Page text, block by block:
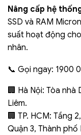
Nâng cấp hệ
SSD và RAM
suất hoạt động
nhân.
📞 Gọi ngay: 1900
🏢 Hà Nội: Tòa
Liêm.
🏢 TP. HCM: Tầng
Quận 3, Thành phố